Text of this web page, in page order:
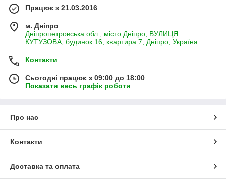
Працює з 21.03.2016
м. Дніпро
Дніпропетровська обл., місто Дніпро, ВУЛИЦЯ
КУТУЗОВА, будинок 16, квартира 7, Дніпро, Україна
Контакти
Сьогодні працює з 09:00 до 18:00
Показати весь графік роботи
Про нас
Контакти
Доставка та оплата